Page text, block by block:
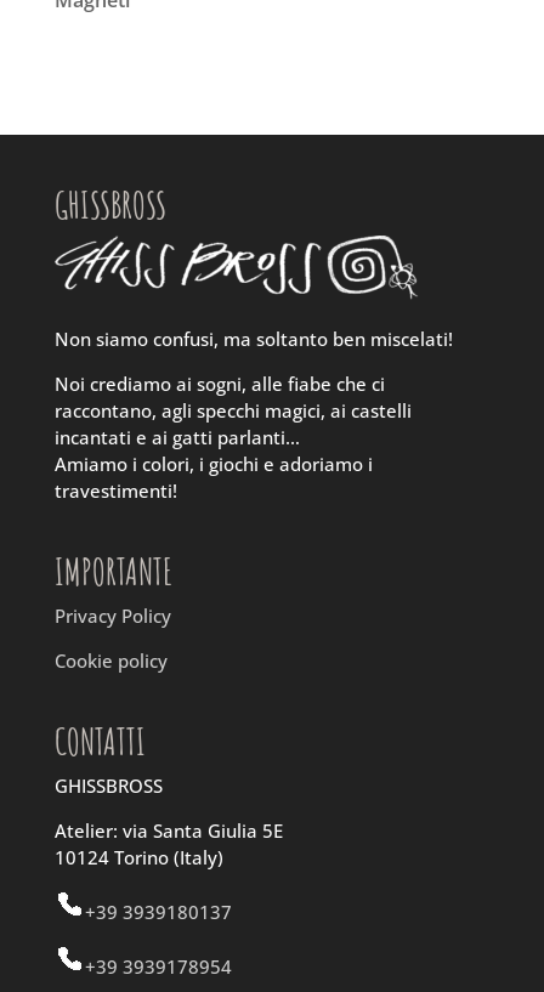
GHISSBROSS
Non siamo confusi, ma soltanto ben miscelati!
Noi crediamo ai sogni, alle fiabe che ci
raccontano, agli specchi magici, ai castelli
incantati e ai gatti parlanti…
Amiamo i colori, i giochi e adoriamo i
travestimenti!
IMPORTANTE
Privacy Policy
Cookie policy
CONTATTI
GHISSBROSS
Atelier: via Santa Giulia 5E
10124 Torino (Italy)
+39 3939180137
+39 3939178954